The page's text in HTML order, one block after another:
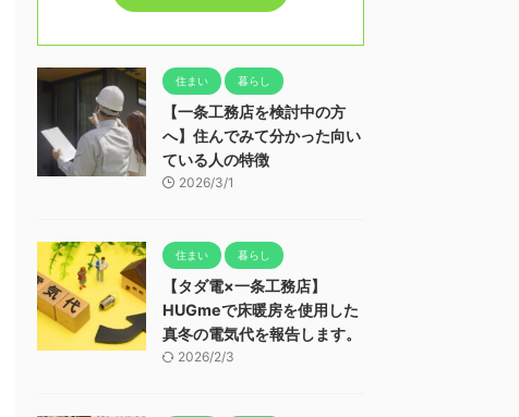
住まい 暮らし
【一条工務店を検討中の方
へ】住んでみて分かった向い
ている人の特徴
2026/3/1
住まい 暮らし
【タダ電×一条工務店】
HUGmeで床暖房を使用した
真冬の電気代を報告します。
2026/2/3